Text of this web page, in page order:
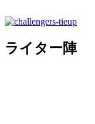
ライター陣